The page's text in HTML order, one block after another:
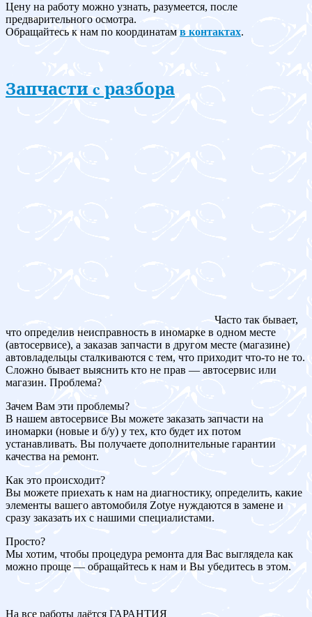
Цену на работу можно узнать, разумеется, после
предварительного осмотра.
Обращайтесь к нам по координатам в контактах.
Запчасти c разбора
Часто так бывает,
что определив неисправность в иномарке в одном месте
(автосервисе), а заказав запчасти в другом месте (магазине)
автовладельцы сталкиваются с тем, что приходит что-то не то.
Сложно бывает выяснить кто не прав — автосервис или
магазин. Проблема?
Зачем Вам эти проблемы?
В нашем автосервисе Вы можете заказать запчасти на
иномарки (новые и б/у) у тех, кто будет их потом
устанавливать. Вы получаете дополнительные гарантии
качества на ремонт.
Как это происходит?
Вы можете приехать к нам на диагностику, определить, какие
элементы вашего автомобиля Zotye нуждаются в замене и
сразу заказать их с нашими специалистами.
Просто?
Мы хотим, чтобы процедура ремонта для Вас выглядела как
можно проще — обращайтесь к нам и Вы убедитесь в этом.
На все работы даётся ГАРАНТИЯ